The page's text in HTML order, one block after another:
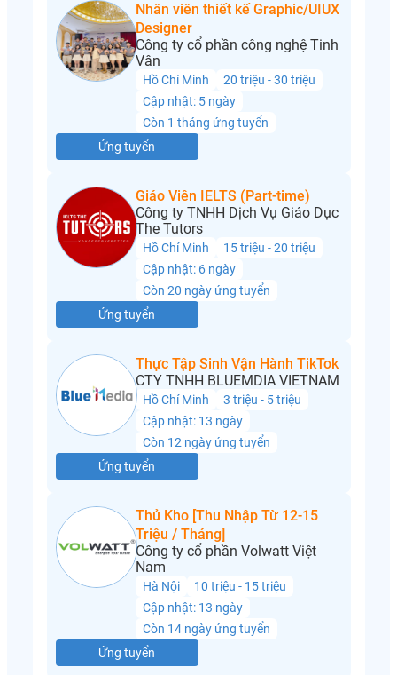
Nhân viên thiết kế Graphic/UIUX
Designer
Công ty cổ phần công nghệ Tinh
Vân
Hồ Chí Minh
20 triệu - 30 triệu
Cập nhật: 5 ngày
Còn 1 tháng ứng tuyển
Ứng tuyển
Giáo Viên IELTS (Part-time)
Công ty TNHH Dịch Vụ Giáo Dục
The Tutors
Hồ Chí Minh
15 triệu - 20 triệu
Cập nhật: 6 ngày
Còn 20 ngày ứng tuyển
Ứng tuyển
Thực Tập Sinh Vận Hành TikTok
CTY TNHH BLUEMDIA VIETNAM
Hồ Chí Minh
3 triệu - 5 triệu
Cập nhật: 13 ngày
Còn 12 ngày ứng tuyển
Ứng tuyển
Thủ Kho [Thu Nhập Từ 12-15
Triệu / Tháng]
Công ty cổ phần Volwatt Việt
Nam
Hà Nội
10 triệu - 15 triệu
Cập nhật: 13 ngày
Còn 14 ngày ứng tuyển
Ứng tuyển